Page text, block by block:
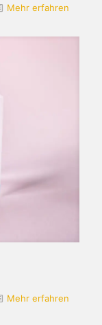
Mehr erfahren
Mehr erfahren